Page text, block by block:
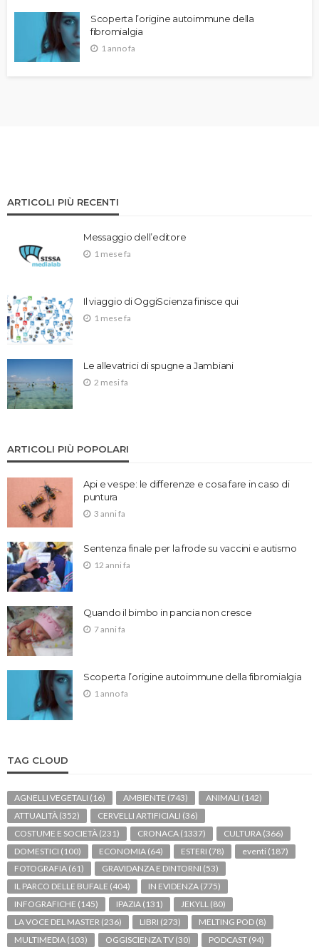
Scoperta l’origine autoimmune della
fibromialgia
1 anno fa
ARTICOLI PIÙ RECENTI
Messaggio dell’editore
1 mese fa
Il viaggio di OggiScienza finisce qui
1 mese fa
Le allevatrici di spugne a Jambiani
2 mesi fa
ARTICOLI PIÙ POPOLARI
Api e vespe: le differenze e cosa fare in caso di
puntura
3 anni fa
Sentenza finale per la frode su vaccini e autismo
12 anni fa
Quando il bimbo in pancia non cresce
7 anni fa
Scoperta l’origine autoimmune della fibromialgia
1 anno fa
TAG CLOUD
AGNELLI VEGETALI (16) AMBIENTE (743) ANIMALI (142)
ATTUALITÀ (352) CERVELLI ARTIFICIALI (36)
COSTUME E SOCIETÀ (231) CRONACA (1337) CULTURA (366)
DOMESTICI (100) ECONOMIA (64) ESTERI (78) eventi (187)
FOTOGRAFIA (61) GRAVIDANZA E DINTORNI (53)
IL PARCO DELLE BUFALE (404) IN EVIDENZA (775)
INFOGRAFICHE (145) IPAZIA (131) JEKYLL (80)
LA VOCE DEL MASTER (236) LIBRI (273) MELTING POD (8)
MULTIMEDIA (103) OGGISCIENZA TV (30) PODCAST (94)